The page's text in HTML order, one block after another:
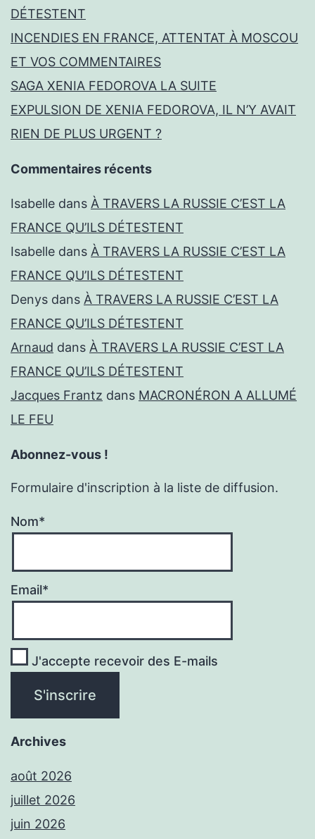
DÉTESTENT
INCENDIES EN FRANCE, ATTENTAT À MOSCOU
ET VOS COMMENTAIRES
SAGA XENIA FEDOROVA LA SUITE
EXPULSION DE XENIA FEDOROVA, IL N’Y AVAIT
RIEN DE PLUS URGENT ?
Commentaires récents
Isabelle dans À TRAVERS LA RUSSIE C’EST LA
FRANCE QU’ILS DÉTESTENT
Isabelle dans À TRAVERS LA RUSSIE C’EST LA
FRANCE QU’ILS DÉTESTENT
Denys dans À TRAVERS LA RUSSIE C’EST LA
FRANCE QU’ILS DÉTESTENT
Arnaud dans À TRAVERS LA RUSSIE C’EST LA
FRANCE QU’ILS DÉTESTENT
Jacques Frantz dans MACRONÉRON A ALLUMÉ
LE FEU
Abonnez-vous !
Formulaire d'inscription à la liste de diffusion.
Nom*
Email*
J'accepte recevoir des E-mails
Archives
août 2026
juillet 2026
juin 2026